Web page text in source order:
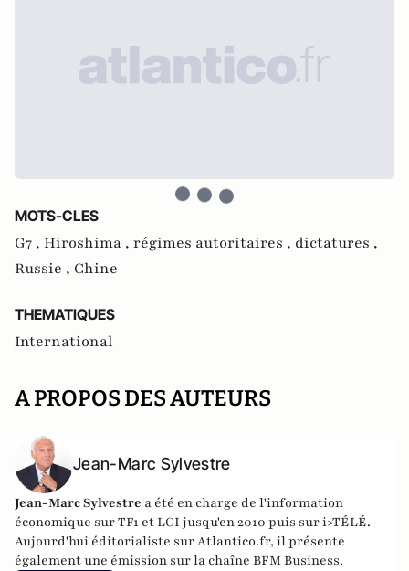
MOTS-CLES
G7 , Hiroshima , régimes autoritaires , dictatures ,
Russie , Chine
THEMATIQUES
International
A PROPOS DES AUTEURS
Jean-Marc Sylvestre
Jean-Marc Sylvestre a été en charge de l'information
économique sur TF1 et LCI jusqu'en 2010 puis sur i>TÉLÉ.
Aujourd'hui éditorialiste sur Atlantico.fr, il présente
également une émission sur la chaîne BFM Business.